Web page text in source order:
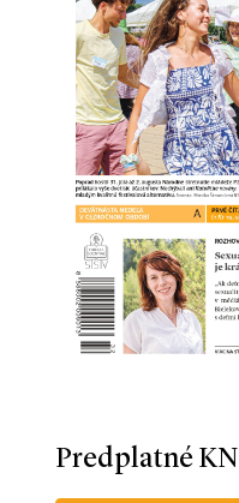
Predplatné KN